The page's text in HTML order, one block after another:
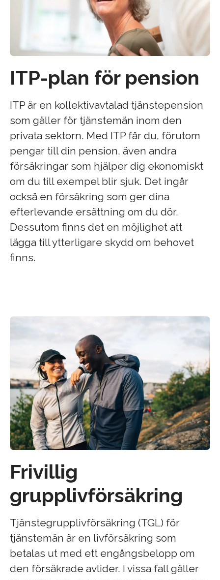
ITP-plan för pension
ITP är en kollektivavtalad tjänstepension
som gäller för tjänstemän inom den
privata sektorn. Med ITP får du, förutom
pengar till din pension, även andra
försäkringar som hjälper dig ekonomiskt
om du till exempel blir sjuk. Det ingår
också en försäkring som ger dina
efterlevande ersättning om du dör.
Dessutom finns det en möjlighet att
lägga till ytterligare skydd om behovet
finns.
Frivillig
grupplivförsäkring
Tjänstegrupplivförsäkring (TGL) för
tjänstemän är en livförsäkring som
betalas ut med ett engångsbelopp om
den försäkrade avlider. I vissa fall gäller